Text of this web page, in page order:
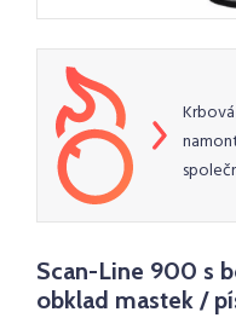
Scan-Line 900 s
obklad mastek /